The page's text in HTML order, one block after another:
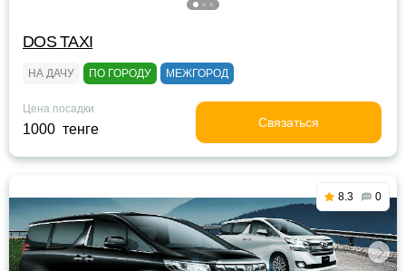
DOS TAXI
НА ДАЧУ ПО ГОРОДУ МЕЖГОРОД
Цена посадки
1000 тенге Связаться
8.3 0